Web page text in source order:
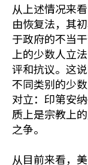
从上述情况来
由恢复法，其
于政府的不当
上的少数人立
评和抗议。这
不同类别的少
对立：印第安
质上是宗教上
之争。
从目前来看，